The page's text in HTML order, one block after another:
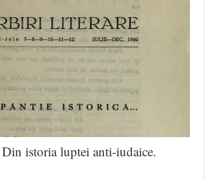
istoria luptei anti-iudaice.